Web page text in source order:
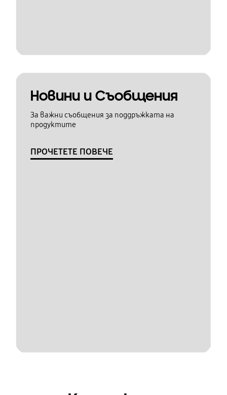
Новини и Съобщения
За важни съобщения за поддръжката на
продуктите
ПРОЧЕТЕТЕ ПОВЕЧЕ